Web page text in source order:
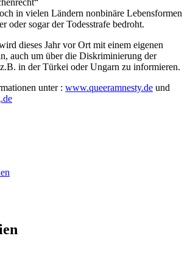
in vielen Ländern nonbinäre Lebensformen
oder sogar der Todesstrafe bedroht.
dieses Jahr vor Ort mit einem eigenen
auch um über die Diskriminierung der
in der Türkei oder Ungarn zu informieren.
unter : www.queeramnesty.de und